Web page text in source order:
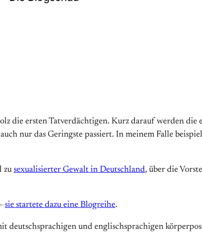
die ersten Tatverdächtigen. Kurz darauf werden die
nur das Geringste passiert. In meinem Falle
zu sexualisierter Gewalt in Deutschland, über die
sie startete dazu eine Blogreihe.
deutschsprachigen und englischsprachigen